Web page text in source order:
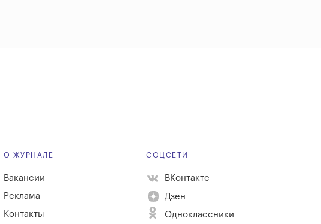
О ЖУРНАЛЕ
Вакансии
Реклама
Контакты
СОЦСЕТИ
ВКонтакте
Дзен
Одноклассники